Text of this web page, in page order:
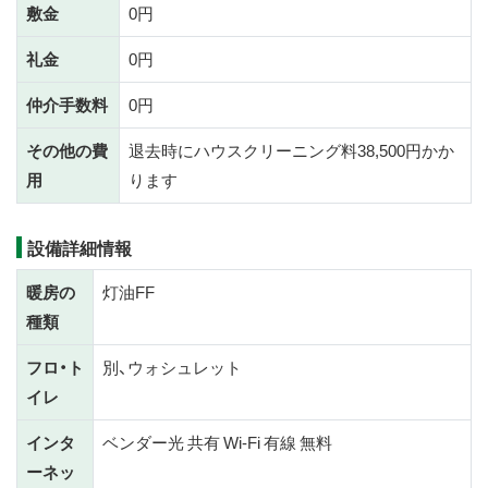
敷金
0円
礼金
0円
仲介手数料
0円
その他の費
用
退去時にハウスクリーニング料38,500円かか
ります
設備詳細情報
暖房の
種類
灯油FF
フロ・ト
イレ
別、ウォシュレット
インタ
ーネッ
ベンダー光 共有 Wi-Fi 有線 無料